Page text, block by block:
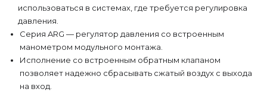
использоваться в системах, где требуется регулировка
давления.
Серия ARG — регулятор давления со встроенным
манометром модульного монтажа.
Исполнение со встроенным обратным клапаном
позволяет надежно сбрасывать сжатый воздух с выхода
на вход.